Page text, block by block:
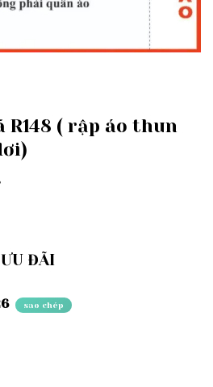
R148 ( rập áo thun
ĐÃI
sao chép